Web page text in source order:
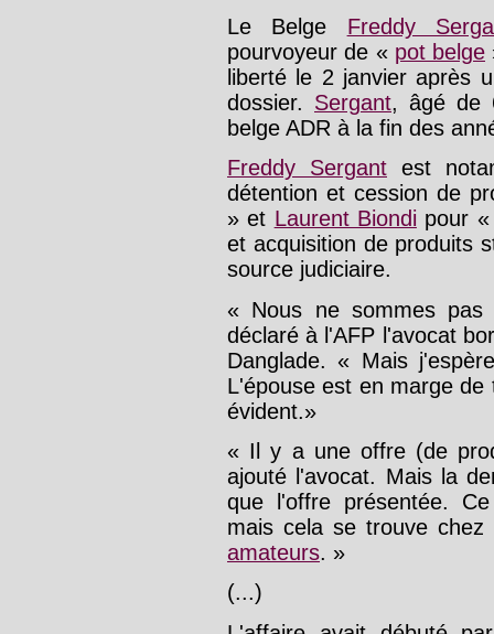
Le Belge Freddy
pourvoyeur de « pot belge
liberté le 2 janvier après
dossier. Sergant, âgé de
belge ADR à la fin des
Freddy Sergant est
détention et cession de
» et Laurent Biondi pour
et acquisition de produits
source judiciaire.
« Nous ne sommes
déclaré à l'AFP l'avocat
Danglade. « Mais
L'épouse est en marge
évident.»
« Il y a une offre (de
ajouté l'avocat. Mais la
que l'offre présentée.
mais cela se trouve chez
amateurs. »
(...)